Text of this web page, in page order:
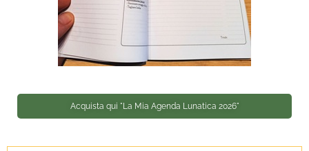
Acquista qui "La Mia Agenda Lunatica 2026"